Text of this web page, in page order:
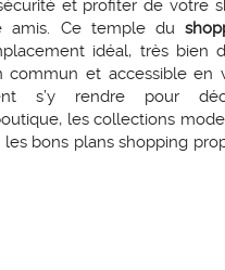
et profiter de votre
amis. Ce temple du
idéal, très bien
commun et accessible en
s’y rendre pour
les collections
bons plans shopping